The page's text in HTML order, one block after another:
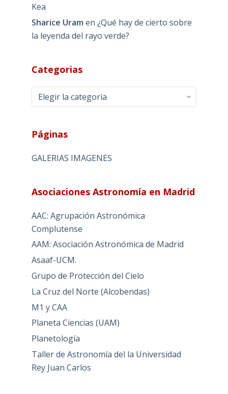
Kea
Sharice Uram en ¿Qué hay de cierto sobre
la leyenda del rayo verde?
Categorias
Categorias
Páginas
GALERIAS IMAGENES
Asociaciones Astronomía en Madrid
AAC: Agrupación Astronómica
Complutense
AAM: Asociación Astronómica de Madrid
Asaaf-UCM.
Grupo de Protección del Cielo
La Cruz del Norte (Alcobendas)
M1 y CAA
Planeta Ciencias (UAM)
Planetología
Taller de Astronomía del la Universidad
Rey Juan Carlos